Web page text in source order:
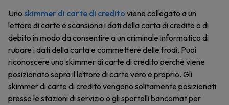
Uno skimmer di carte di credito viene collegato a un
lettore di carte e scansiona i dati della carta di credito o di
debito in modo da consentire a un criminale informatico di
rubare i dati della carta e commettere delle frodi. Puoi
riconoscere uno skimmer di carte di credito perché viene
posizionato sopra il lettore di carte vero e proprio. Gli
skimmer di carte di credito vengono solitamente posizionati
presso le stazioni di servizio o gli sportelli bancomat per